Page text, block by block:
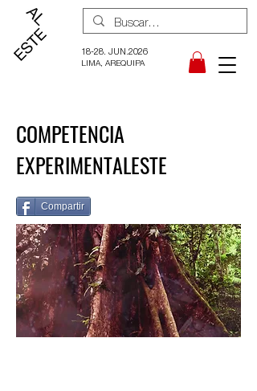
18-28. JUN.2026
LIMA, AREQUIPA
COMPETENCIA
EXPERIMENTALESTE
Compartir